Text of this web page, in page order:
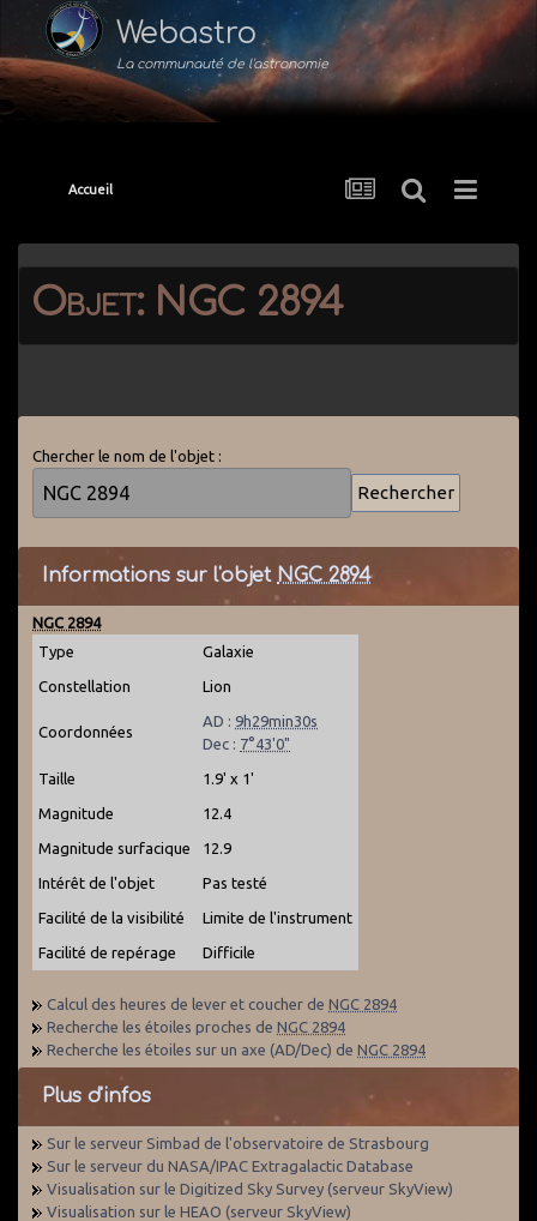
Webastro
La communauté de l'astronomie
Accueil
Objet: NGC 2894
Chercher le nom de l'objet :
Informations sur l'objet NGC 2894
NGC 2894
Type
Galaxie
Constellation Lion
Coordonnées
AD : 9h29min30s
Dec : 7°43'0"
Taille 1.9' x 1'
Magnitude 12.4
Magnitude surfacique 12.9
Intérêt de l'objet Pas testé
Facilité de la visibilité Limite de l'instrument
Facilité de repérage Difficile
Calcul des heures de lever et coucher de NGC 2894
Recherche les étoiles proches de NGC 2894
Recherche les étoiles sur un axe (AD/Dec) de NGC 2894
Plus d'infos
Sur le serveur Simbad de l'observatoire de Strasbourg
Sur le serveur du NASA/IPAC Extragalactic Database
Visualisation sur le Digitized Sky Survey (serveur SkyView)
Visualisation sur le HEAO (serveur SkyView)